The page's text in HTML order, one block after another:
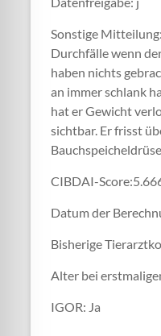
Sonstige
Durchfälle wenn
haben nichts
an immer schlank
hat er Gewicht
sichtbar. Er frisst
CIBDAI-
Datum der
Bisherige
Alter bei
IGOR: Ja